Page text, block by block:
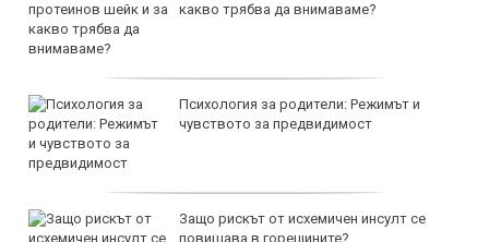
какво трябва да внимаваме?
Психология за родители: Режимът и
чувството за предвидимост
Защо рискът от исхемичен инсулт се
повишава в горещините?